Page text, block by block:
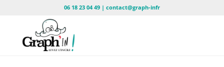
06 18 23 04 49 | contact@graph-infr